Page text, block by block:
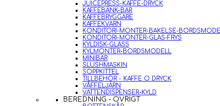
JUICEPRESS-KAFFE-DRYCK
KAFFEBÄNK-BAR
KAFFEBRYGGARE
KAFFEKVARN
KONDITORI-MONTER-BAKELSE-
KONDITORI-MONTER-GLAS-FRYS
KYLDISK-GLASS
KYLMONTER-BORDSMODELL
MINIBAR
SLUSHMASKIN
SOPPKITTEL
TILLBEHÖR - KAFFE O DRYCK
VÅFFELJÄRN
VATTENDISPENSER-KYLD
BEREDNING - ÖVRIGT